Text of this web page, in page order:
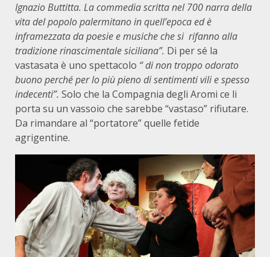
Ignazio Buttitta. La commedia scritta nel 700 narra della
vita del popolo palermitano in quell’epoca ed è
inframezzata da poesie e musiche che si rifanno alla
tradizione rinascimentale siciliana”. Di per sé la
vastasata è uno spettacolo “ di non troppo odorato
buono perché per lo più pieno di sentimenti vili e spesso
indecenti”. Solo che la Compagnia degli Aromi ce li
porta su un vassoio che sarebbe “vastaso” rifiutare.
Da rimandare al “portatore” quelle fetide
agrigentine.